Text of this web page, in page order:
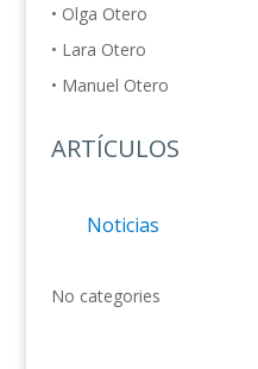
• Olga Otero
• Lara Otero
• Manuel Otero
ARTÍCULOS
Noticias
No categories